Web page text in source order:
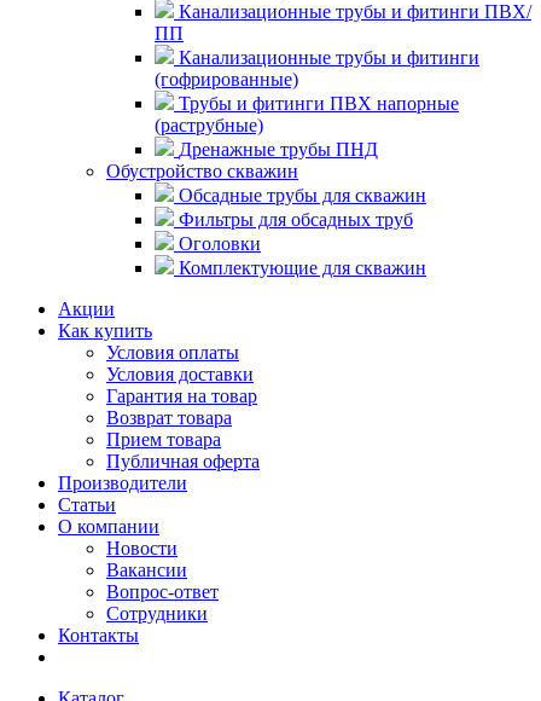
Канализационные трубы и фитинги ПВХ/
ПП
Канализационные трубы и фитинги
(гофрированные)
Трубы и фитинги ПВХ напорные
(раструбные)
Дренажные трубы ПНД
Обустройство скважин
Обсадные трубы для скважин
Фильтры для обсадных труб
Оголовки
Комплектующие для скважин
Акции
Как купить
Условия оплаты
Условия доставки
Гарантия на товар
Возврат товара
Прием товара
Публичная оферта
Производители
Статьи
О компании
Новости
Вакансии
Вопрос-ответ
Сотрудники
Контакты